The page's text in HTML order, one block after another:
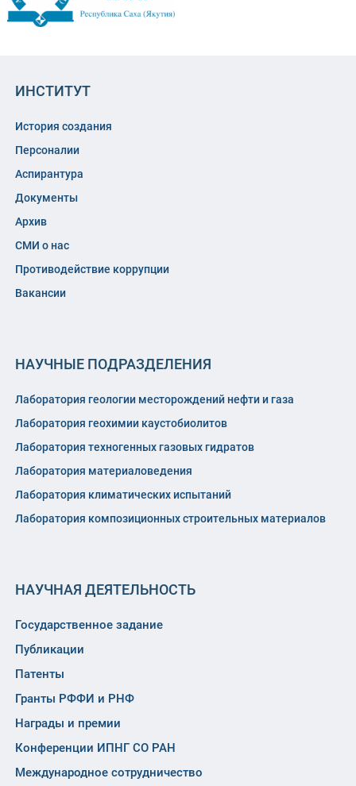
ИНСТИТУТ
История создания
Персоналии
Аспирантура
Документы
Архив
СМИ о нас
Противодействие коррупции
Вакансии
НАУЧНЫЕ ПОДРАЗДЕЛЕНИЯ
Лаборатория геологии месторождений нефти и газа
Лаборатория геохимии каустобиолитов
Лаборатория техногенных газовых гидратов
Лаборатория материаловедения
Лаборатория климатических испытаний
Лаборатория композиционных строительных материалов
НАУЧНАЯ ДЕЯТЕЛЬНОСТЬ
Государственное задание
Публикации
Патенты
Гранты РФФИ и РНФ
Награды и премии
Конференции ИПНГ СО РАН
Международное сотрудничество